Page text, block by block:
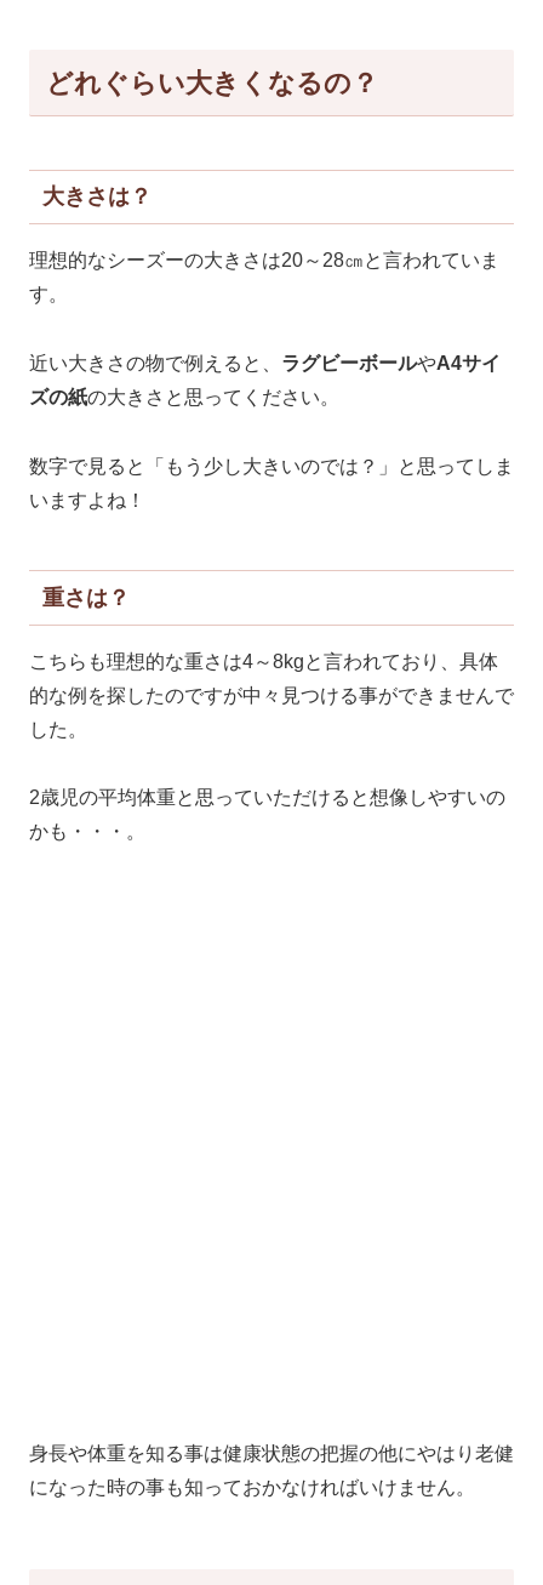
どれぐらい大きくなるの？
大きさは？
理想的なシーズーの大きさは20～28㎝と言われていま
す。
近い大きさの物で例えると、 ラグビーボールやA4サイ
ズの紙の大きさと思ってください。
数字で見ると「もう少し大きいのでは？」と思ってしま
いますよね！
重さは？
こちらも理想的な重さは4～8kgと言われており、具体
的な例を探したのですが中々見つける事ができませんで
した。
2歳児の平均体重と思っていただけると想像しやすいの
かも・・・。
身長や体重を知る事は健康状態の把握の他にやはり老健
になった時の事も知っておかなければいけません。